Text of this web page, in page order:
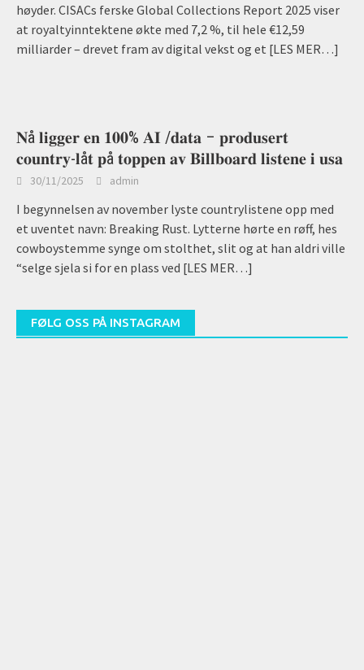
høyder. CISACs ferske Global Collections Report 2025 viser
at royaltyinntektene økte med 7,2 %, til hele €12,59
milliarder – drevet fram av digital vekst og et [LES MER…]
𝐍å 𝐥𝐢𝐠𝐠𝐞𝐫 𝐞𝐧 𝟏𝟎𝟎% 𝐀𝐈 /𝐝𝐚𝐭𝐚 – 𝐩𝐫𝐨𝐝𝐮𝐬𝐞𝐫𝐭
𝐜𝐨𝐮𝐧𝐭𝐫𝐲-𝐥å𝐭 𝐩å 𝐭𝐨𝐩𝐩𝐞𝐧 𝐚𝐯 𝐁𝐢𝐥𝐥𝐛𝐨𝐚𝐫𝐝 𝐥𝐢𝐬𝐭𝐞𝐧𝐞 𝐢 𝐮𝐬𝐚
30/11/2025 admin
I begynnelsen av november lyste countrylistene opp med
et uventet navn: Breaking Rust. Lytterne hørte en røff, hes
cowboystemme synge om stolthet, slit og at han aldri ville
“selge sjela si for en plass ved [LES MER…]
FØLG OSS PÅ INSTAGRAM